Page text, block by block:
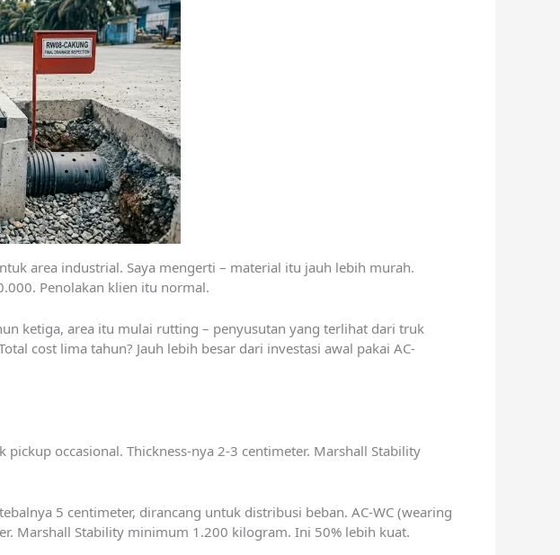
area industrial. Saya mengerti – material itu jauh lebih murah.
Penolakan klien itu normal.
ketiga, area itu mulai rutting – penyusutan yang terlihat dari truk
cost lima tahun? Jauh lebih besar dari investasi awal pakai AC-
occasional. Thickness-nya 2-3 centimeter. Marshall Stability
5 centimeter, dirancang untuk distribusi beban. AC-WC (wearing
Marshall Stability minimum 1.200 kilogram. Ini 50% lebih kuat.